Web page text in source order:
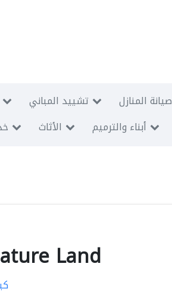
تشييد المباني صيانة المنازل
الأثاث أبناء والترميم
Land